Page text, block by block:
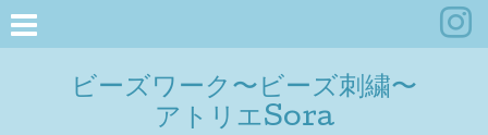
ビーズワーク〜ビーズ刺繍〜
アトリエSora